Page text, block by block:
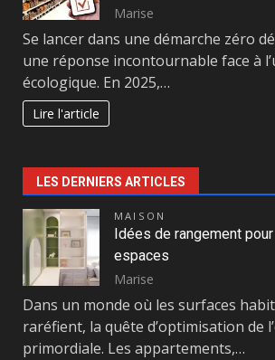
Marise
Se lancer dans une démarche zéro
une réponse incontournable face à
écologique. En 2025,…
Lire l'article
LES DERNIERS ARTICLES
MAISON
Idées de rangement
espaces
Marise
Dans un monde où les surfaces
raréfient, la quête d’optimisation de
primordiale. Les appartements,…